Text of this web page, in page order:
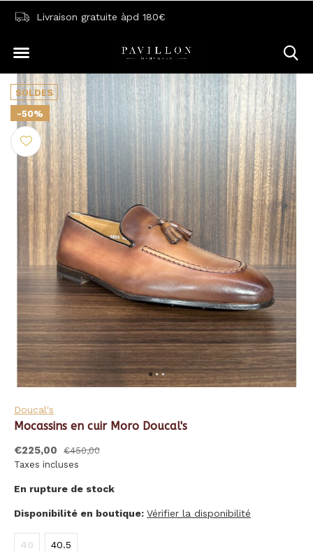
Livraison gratuite àpd 180€
SOLDES
-50%
Doucal's
Mocassins en cuir Moro Doucal's
€225,00
€450,00
Taxes incluses
En rupture de stock
Disponibilité en boutique: Vérifier la disponibilité
40 40.5